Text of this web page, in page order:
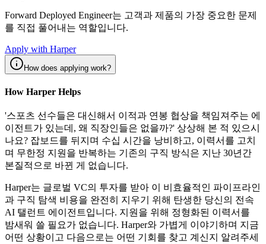
Forward Deployed Engineer는 고객과 제품의 가장 중요한 문제
를 직접 풀어내는 역할입니다.
Apply with Harper
How does applying work?
How Harper Helps
'스포츠 선수들은 대신해서 이적과 연봉 협상을 책임져주는 에
이전트가 있는데, 왜 직장인들은 없을까?' 상상해 본 적 있으시
나요? 잡보드를 뒤지며 수십 시간을 낭비하고, 이력서를 고치
며 무한정 지원을 반복하는 기존의 구직 방식은 지난 30년간
본질적으로 바뀐 게 없습니다.
Harper는 글로벌 VC의 투자를 받아 이 비효율적인 파이프라인
과 구직 탐색 비용을 완전히 지우기 위해 탄생한 당신의 전속
AI 탤런트 에이전트입니다. 지원을 위해 정형화된 이력서를
밤새워 쓸 필요가 없습니다. Harper와 가볍게 이야기하며 지금
어떤 상황이고 다음으로는 어떤 기회를 찾고 계신지 알려주세